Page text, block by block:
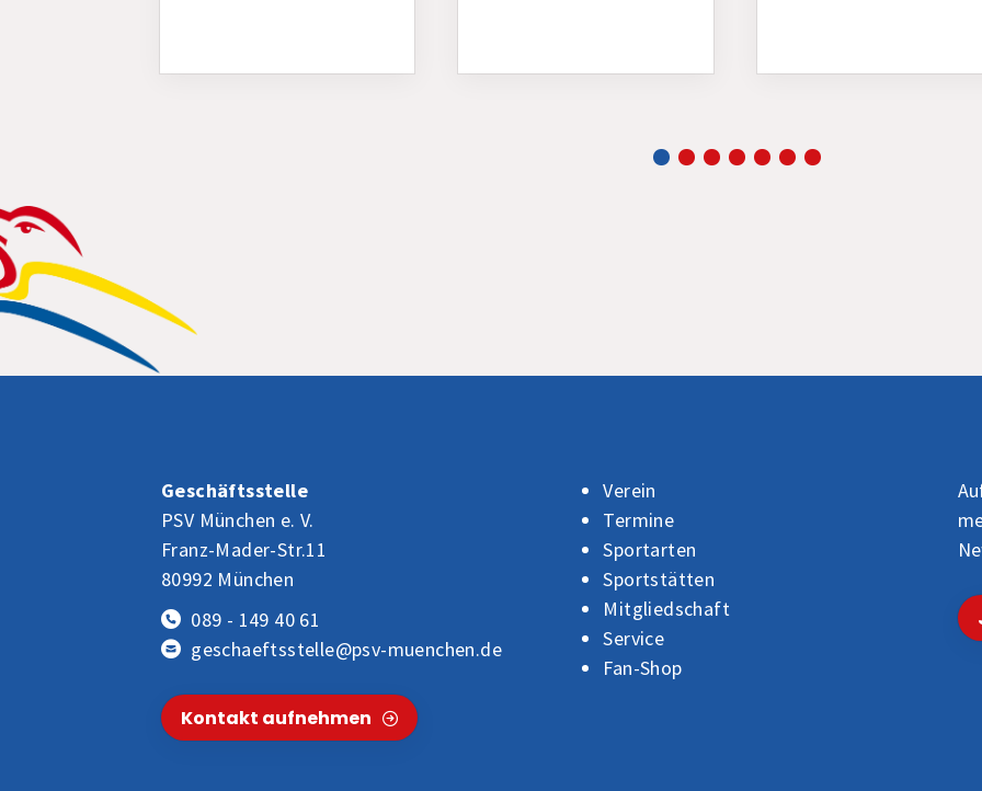
Geschäftsstelle
PSV München e. V.
Franz-Mader-Str.11
80992 München
089 - 149 40 61
geschaeftsstelle@psv-muenchen.de
Kontakt aufnehmen
Verein
Termine
Sportarten
Sportstätten
Mitgliedschaft
Service
Fan-Shop